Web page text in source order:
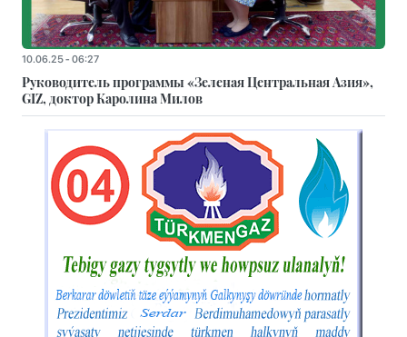
10.06.25 - 06:27
Руководитель программы «Зеленая Центральная Азия»,
GIZ, доктор Каролина Милов